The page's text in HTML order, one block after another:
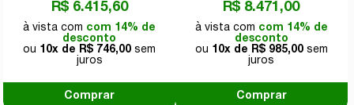
R$ 6.415,60
com 14% de
desconto
10x de
R$ 746,00
Comprar
R$ 8.471,00
com 14% de
desconto
10x de
R$ 985,00
Comprar